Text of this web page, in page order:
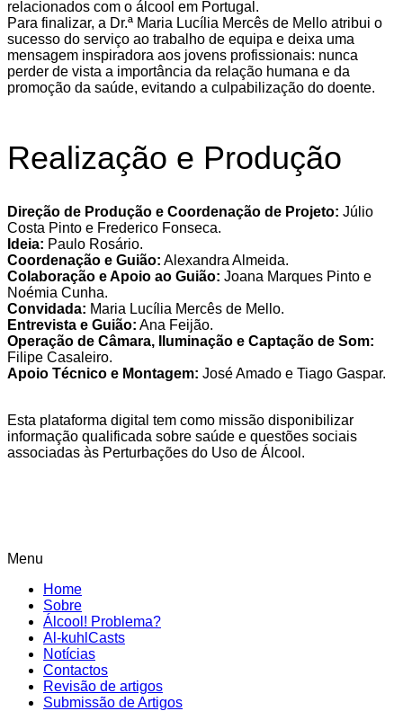
relacionados com o álcool em Portugal.
Para finalizar, a Dr.ª Maria Lucília Mercês de Mello atribui o
sucesso do serviço ao trabalho de equipa e deixa uma
mensagem inspiradora aos jovens profissionais: nunca
perder de vista a importância da relação humana e da
promoção da saúde, evitando a culpabilização do doente.
Realização e Produção
Direção de Produção e Coordenação de Projeto: Júlio
Costa Pinto e Frederico Fonseca.
Ideia: Paulo Rosário.
Coordenação e Guião: Alexandra Almeida.
Colaboração e Apoio ao Guião: Joana Marques Pinto e
Noémia Cunha.
Convidada: Maria Lucília Mercês de Mello.
Entrevista e Guião: Ana Feijão.
Operação de Câmara, Iluminação e Captação de Som:
Filipe Casaleiro.
Apoio Técnico e Montagem: José Amado e Tiago Gaspar.
Esta plataforma digital tem como missão disponibilizar
informação qualificada sobre saúde e questões sociais
associadas às Perturbações do Uso de Álcool.
Menu
Home
Sobre
Álcool! Problema?
Al-kuhlCasts
Notícias
Contactos
Revisão de artigos
Submissão de Artigos